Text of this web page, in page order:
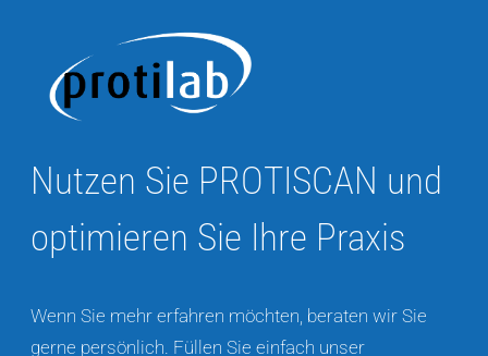
Nutzen Sie PROTISCAN und
optimieren Sie Ihre Praxis
Wenn Sie mehr erfahren möchten, beraten wir Sie
gerne persönlich. Füllen Sie einfach unser